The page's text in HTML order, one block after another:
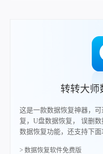
转转大师
这是一款数据恢复神器，
复，U盘数据恢复， 误删
数据恢复功能，还支持下面
> 数据恢复软件免费版